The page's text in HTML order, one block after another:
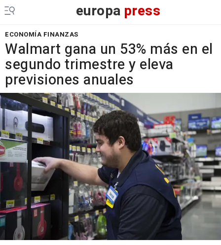
europa press
ECONOMÍA FINANZAS
Walmart gana un 53% más en el
segundo trimestre y eleva
previsiones anuales